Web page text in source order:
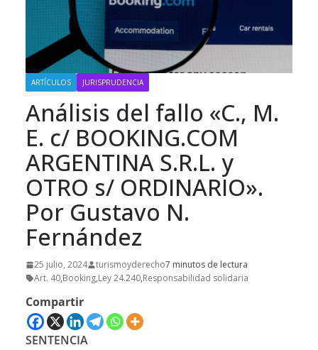
ARTÍCULOS JURISPRUDENCIA
Análisis del fallo «C., M.
E. c/ BOOKING.COM
ARGENTINA S.R.L. y
OTRO s/ ORDINARIO».
Por Gustavo N.
Fernández
25 julio, 2024 turismoyderecho7 minutos de lectura
Art. 40,Booking,Ley 24.240,Responsabilidad solidaria
Compartir
SENTENCIA